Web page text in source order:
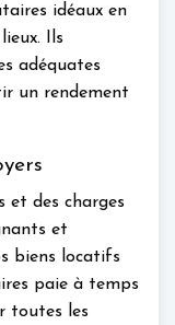
idéaux en
Ils
adéquates
un rendement
et des charges
et
biens locatifs
paie à temps
toutes les